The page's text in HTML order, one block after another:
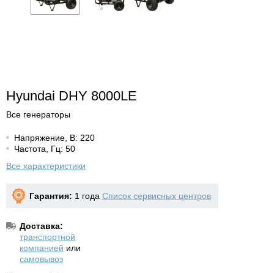
Hyundai DHY 8000LE
Все генераторы
Напряжение, В: 220
Частота, Гц: 50
Все характеристики
Гарантия: 1 года Список сервисных центров
Доставка:
транспортной
компанией или
самовывоз